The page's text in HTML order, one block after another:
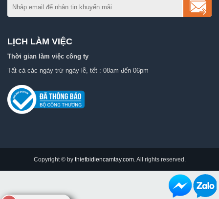
LỊCH LÀM VIỆC
Thời gian làm việc công ty
Tất cả các ngày trừ ngày lễ, tết : 08am đến 06pm
Copyright © by thietbidiencamtay.com. All rights reserved.